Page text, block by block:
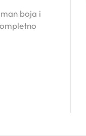
boja i